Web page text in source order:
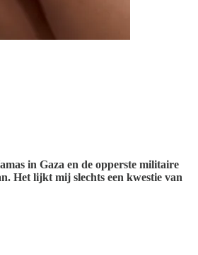
in Gaza en de opperste militaire
Het lijkt mij slechts een kwestie van